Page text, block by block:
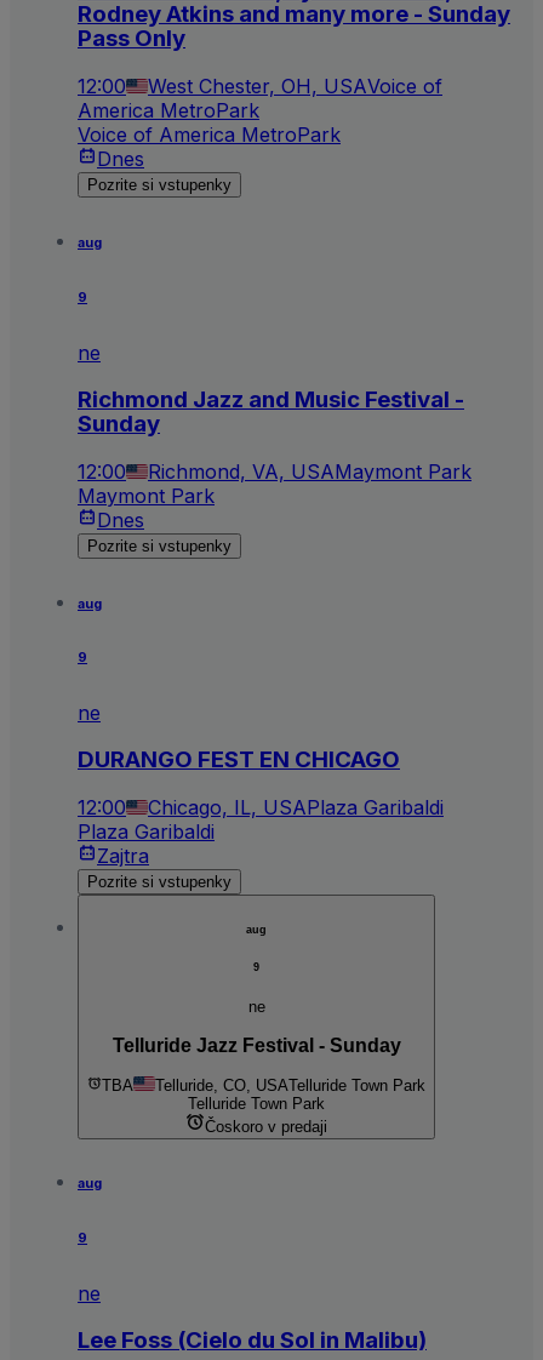
Rodney Atkins and many more - Sunday
Pass Only
12:00 West Chester, OH, USAVoice of
America MetroPark
Voice of America MetroPark
Dnes
Pozrite si vstupenky
aug
9
ne
Richmond Jazz and Music Festival -
Sunday
12:00 Richmond, VA, USAMaymont Park
Maymont Park
Dnes
Pozrite si vstupenky
aug
9
ne
DURANGO FEST EN CHICAGO
12:00 Chicago, IL, USAPlaza Garibaldi
Plaza Garibaldi
Zajtra
Pozrite si vstupenky
aug
9
ne
Telluride Jazz Festival - Sunday
TBA Telluride, CO, USATelluride Town Park
Telluride Town Park
Čoskoro v predaji
aug
9
ne
Lee Foss (Cielo du Sol in Malibu)